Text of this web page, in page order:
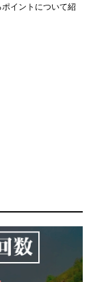
イントについて紹